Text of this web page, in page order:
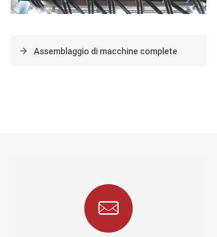
Assemblaggio di macchine complete